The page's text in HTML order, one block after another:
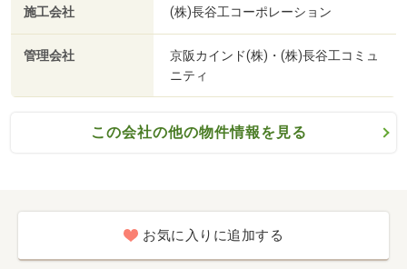
施工会社 (株)長谷工コーポレーション
管理会社
京阪カインド(株)・(株)長谷工コミュ
ニティ
この会社の他の物件情報を見る
お気に入りに追加する